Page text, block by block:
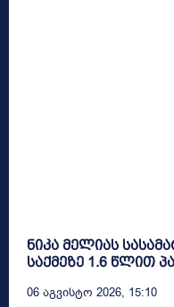
ნიკა მელიას
საქმეზე 1.6 წლით
06 Აგვისტო 2026, 15:10